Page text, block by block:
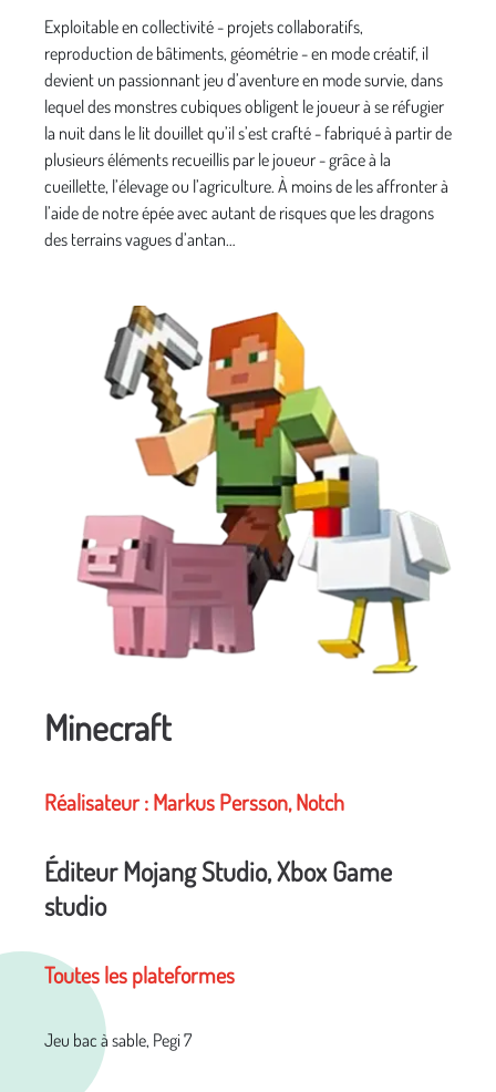
Exploitable en collectivité - projets collaboratifs,
reproduction de bâtiments, géométrie - en mode créatif, il
devient un passionnant jeu d’aventure en mode survie, dans
lequel des monstres cubiques obligent le joueur à se réfugier
la nuit dans le lit douillet qu’il s’est crafté - fabriqué à partir de
plusieurs éléments recueillis par le joueur - grâce à la
cueillette, l’élevage ou l’agriculture. À moins de les affronter à
l’aide de notre épée avec autant de risques que les dragons
des terrains vagues d’antan…
Minecraft
Réalisateur : Markus Persson, Notch
Éditeur Mojang Studio, Xbox Game
studio
Toutes les plateformes
Jeu bac à sable, Pegi 7